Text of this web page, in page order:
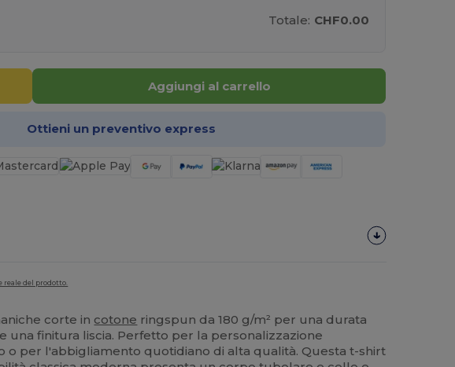
Totale: CHF0.00
Aggiungi al carrello
Ottieni un preventivo express
del prodotto.
corte in cotone ringspun da 180 g/m² per una durata
una finitura liscia. Perfetto per la personalizzazione
o per l'abbigliamento quotidiano di alta qualità. Questa t-shirt